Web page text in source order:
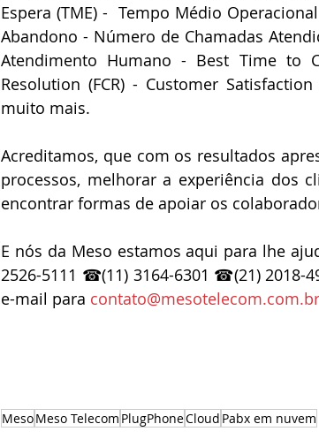
Espera (TME) -  Tempo Médio
Abandono - Número de Chamadas
Atendimento Humano - Best Time to
Resolution (FCR) - Customer
muito mais.
Acreditamos, que com os resultados
processos, melhorar a experiência dos
encontrar formas de apoiar os
E nós da Meso estamos aqui para lhe
2526-5111 ☎(11) 3164-6301 ☎(21) 2018-
e-mail para contato@mesotelecom.com.br
MesoMeso Telecom PlugPhoneCloud Pabx em nuvem